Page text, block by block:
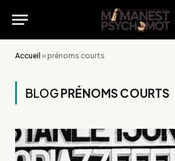
Accueil »prénoms courts
BLOGPRÉNOMS COURTS